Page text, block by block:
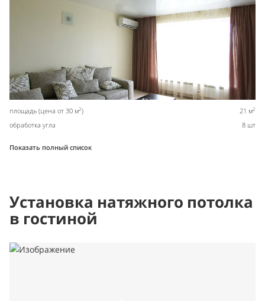
площадь (цена от 30 м2) 21 м2
обработка угла 8 шт
Показать полный список
Установка натяжного потолка
в гостиной